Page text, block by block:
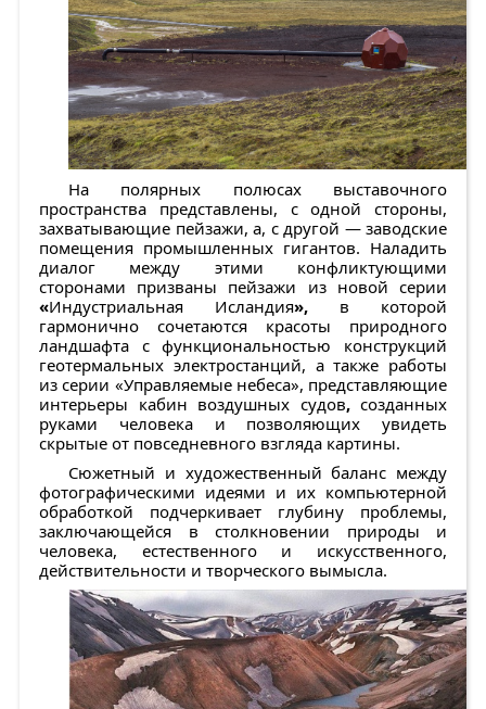
На полярных полюсах выставочного
пространства представлены, с одной стороны,
захватывающие пейзажи, а, с другой — заводские
помещения промышленных гигантов. Наладить
диалог между этими конфликтующими
сторонами призваны пейзажи из новой серии
«Индустриальная Исландия», в которой
гармонично сочетаются красоты природного
ландшафта с функциональностью конструкций
геотермальных электростанций, а также работы
из серии «Управляемые небеса», представляющие
интерьеры кабин воздушных судов, созданных
руками человека и позволяющих увидеть
скрытые от повседневного взгляда картины.
Сюжетный и художественный баланс между
фотографическими идеями и их компьютерной
обработкой подчеркивает глубину проблемы,
заключающейся в столкновении природы и
человека, естественного и искусственного,
действительности и творческого вымысла.